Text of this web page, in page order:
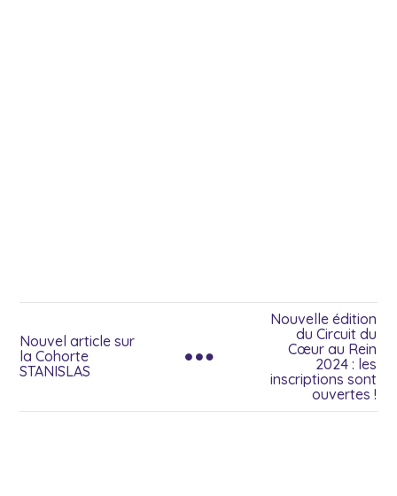
Nouvel article sur
la Cohorte
STANISLAS
Nouvelle édition
du Circuit du
Cœur au Rein
2024 : les
inscriptions sont
ouvertes !